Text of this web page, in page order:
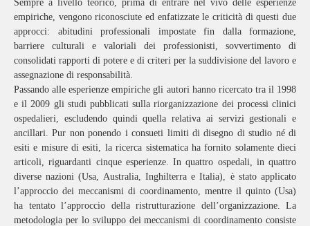
Sempre a livello teorico, prima di entrare nel vivo delle esperienze
empiriche, vengono riconosciute ed enfatizzate le criticità di questi due
approcci: abitudini professionali impostate fin dalla formazione,
barriere culturali e valoriali dei professionisti, sovvertimento di
consolidati rapporti di potere e di criteri per la suddivisione del lavoro e
assegnazione di responsabilità.
Passando alle esperienze empiriche gli autori hanno ricercato tra il 1998
e il 2009 gli studi pubblicati sulla riorganizzazione dei processi clinici
ospedalieri, escludendo quindi quella relativa ai servizi gestionali e
ancillari. Pur non ponendo i consueti limiti di disegno di studio né di
esiti e misure di esiti, la ricerca sistematica ha fornito solamente dieci
articoli, riguardanti cinque esperienze. In quattro ospedali, in quattro
diverse nazioni (Usa, Australia, Inghilterra e Italia), è stato applicato
l’approccio dei meccanismi di coordinamento, mentre il quinto (Usa)
ha tentato l’approccio della ristrutturazione dell’organizzazione. La
metodologia per lo sviluppo dei meccanismi di coordinamento consiste